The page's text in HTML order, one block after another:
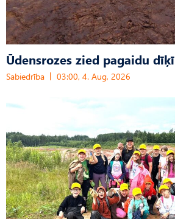
Ūdensrozes zied pagaidu dīķī
Sabiedrība 03:00, 4. Aug, 2026